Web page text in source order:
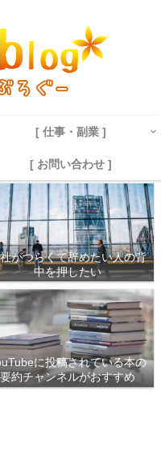
[ 仕事・副業 ]
[ お問い合わせ ]
がつらくて辞めたい人の背
中を押したい
に投稿されている本の
要約チャンネルがおすすめ